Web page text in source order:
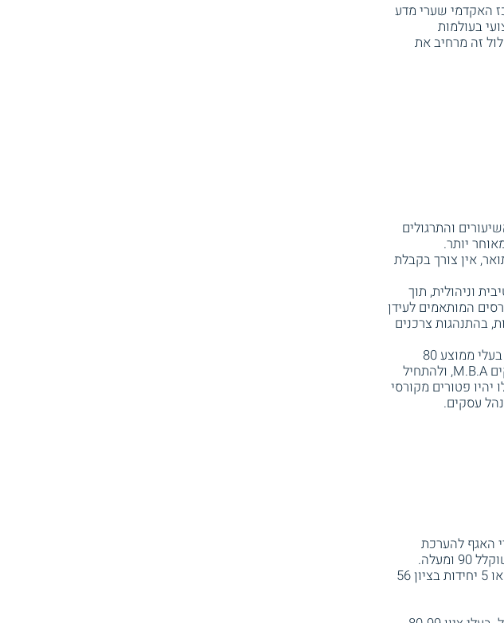
האקדמי שערי מדע
בעולמות
זה מרחיב את
והתרגולים
יותר.
אין צורך בקבלת
וניהולית, תוך
המותאמים לעידן
בהתנהגות צרכנים
סטודנטים מצטיינים בעלי ממוצע 80
ומעלה, יכולים לשלב את הלימודים לתואר ראשון יחד עם תואר שני במנהל עסקים M.B.A, ולהתחיל
פטורים מקורסי
האגף להערכת
בגרות במתמטיקה - ברמת 3 יחידות בציון 83 ומעלה, 4 יחידות בציון 70 ומעלה, או 5 יחידות בציון 56